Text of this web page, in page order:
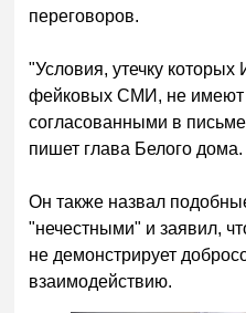
переговоров.
"Условия, утечку которых
фейковых СМИ, не имеют
согласованными в
пишет глава Белого дома.
Он также назвал
"нечестными" и заявил,
не демонстрирует
взаимодействию.